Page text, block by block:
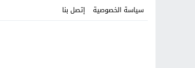
سياسة الخصوصية إتصل بنا